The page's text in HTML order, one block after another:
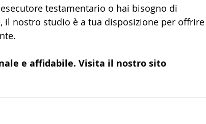
testamentario o hai bisogno di
il nostro studio è a tua disposizione per offrire
e affidabile. Visita il nostro sito